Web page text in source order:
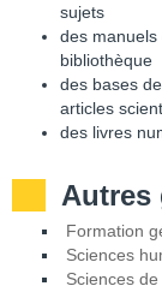
sujets
des
bibliothèque
des bases
articles
des livres
Autres
Formation
Sciences
Sciences